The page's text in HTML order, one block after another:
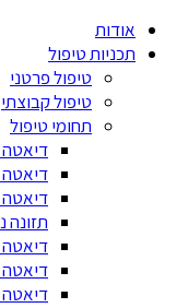
אודות
תכניות טיפול
טיפול פרטני
טיפול קבוצתי
תחומי טיפול
דיאטה
דיאטה
דיאטה
תזונה
דיאטה
דיאטה